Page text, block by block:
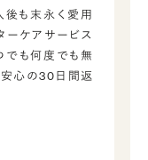
後も末永く愛用
ーケアサービス
でも何度でも無
心の30日間返